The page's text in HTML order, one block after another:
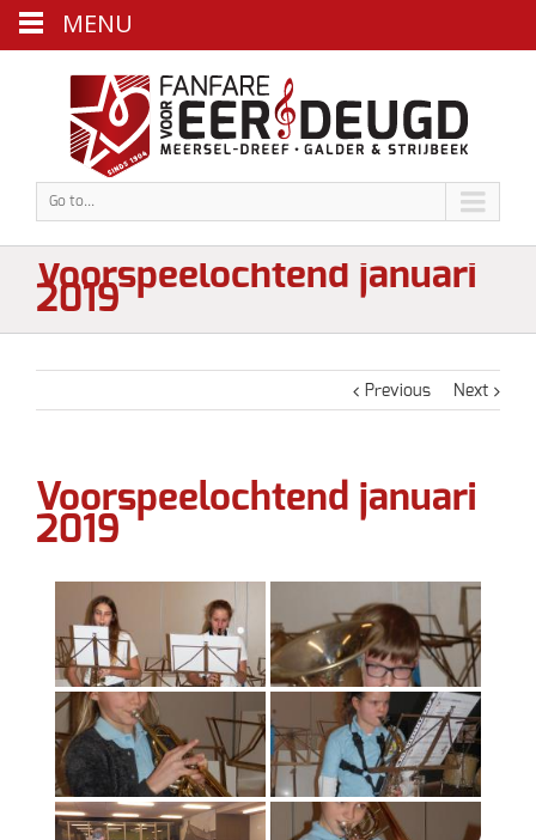
Go to...
Voorspeelochtend januari
2019
Previous Next
Voorspeelochtend januari
2019
MENU